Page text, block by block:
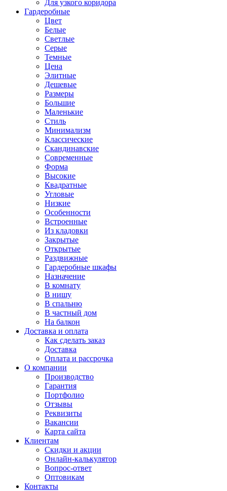
Для узкого коридора
Гардеробные
Цвет
Белые
Светлые
Серые
Темные
Цена
Элитные
Дешевые
Размеры
Большие
Маленькие
Стиль
Минимализм
Классические
Скандинавские
Современные
Форма
Высокие
Квадратные
Угловые
Низкие
Особенности
Встроенные
Из кладовки
Закрытые
Открытые
Раздвижные
Гардеробные шкафы
Назначение
В комнату
В нишу
В спальню
В частный дом
На балкон
Доставка и оплата
Как сделать заказ
Доставка
Оплата и рассрочка
О компании
Производство
Гарантия
Портфолио
Отзывы
Реквизиты
Вакансии
Карта сайта
Клиентам
Скидки и акции
Онлайн-калькулятор
Вопрос-ответ
Оптовикам
Контакты